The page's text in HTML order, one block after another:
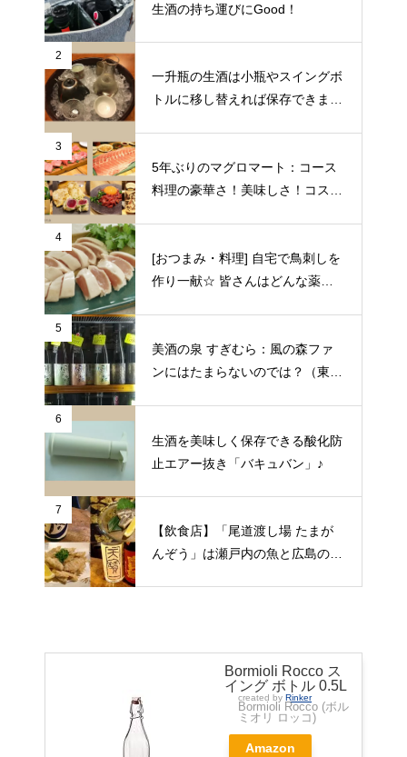
生酒の持ち運びにGood！
2
一升瓶の生酒は小瓶やスイングボ
トルに移し替えれば保存できます
3
5年ぶりのマグロマート：コース
料理の豪華さ！美味しさ！コスパ
4
[おつまみ・料理] 自宅で鳥刺しを
作り一献☆ 皆さんはどんな薬味
5
美酒の泉 すぎむら：風の森ファ
ンにはたまらないのでは？（東京
6
生酒を美味しく保存できる酸化防
止エアー抜き「バキュバン」♪
7
【飲食店】「尾道渡し場 たまが
んぞう」は瀬戸内の魚と広島の日
Bormioli Rocco ス
イング ボトル 0.5L
created by Rinker
Bormioli Rocco (ボル
ミオリ ロッコ)
Amazon